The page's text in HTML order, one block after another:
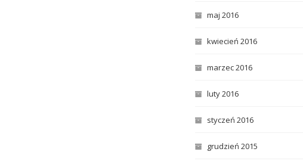
maj 2016
kwiecień 2016
marzec 2016
luty 2016
styczeń 2016
grudzień 2015